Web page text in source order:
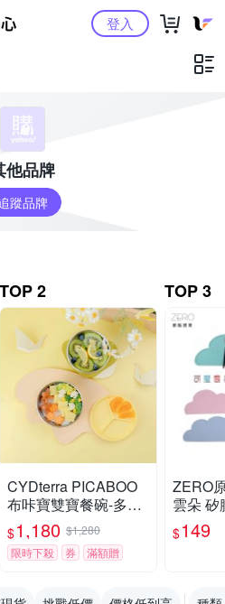
Yahoo購物中心登入
他品牌
蹤品牌
TOP 2
CYDterra PICABOO
布咔寶雙寶餐碗-多款
可選
$1,180 $1,280
限時下殺
券 滿額贈
TOP 3
ZERO
雲朵 矽
膠餐
膠防滑
$149